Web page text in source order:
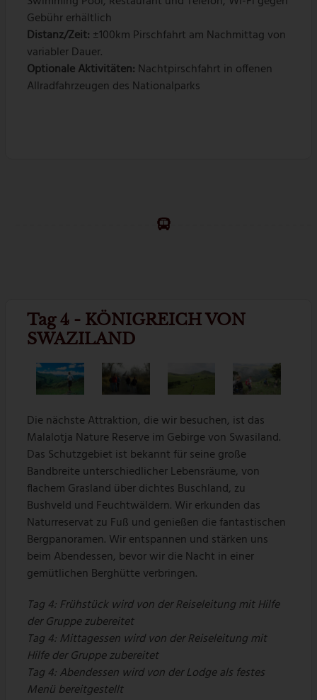
Gebühr erhältlich
Distanz/Zeit: ±100km Pirschfahrt am Nachmittag von
variabler Dauer.
Optionale Aktivitäten: Nachtpirschfahrt in offenen
Allradfahrzeugen des Nationalparks
Tag 4 - KÖNIGREICH VON
SWAZILAND
Die nächste Attraktion, die wir besuchen, ist das
Malalotja Nature Reserve im Gebirge von Swasiland.
Das Schutzgebiet ist bekannt für seine große
Bandbreite unterschiedlicher Lebensräume, von
flachem Grasland über dichtes Buschland, zu
Bushveld und Feuchtwäldern. Wir erkunden das
Naturreservat zu Fuß und genießen die fantastischen
Bergpanoramen. Wir entspannen und stärken uns
beim Abendessen, bevor wir die Nacht in einer
gemütlichen Berghütte verbringen.
Tag 4: Frühstück wird von der Reiseleitung mit Hilfe
der Gruppe zubereitet
Tag 4: Mittagessen wird von der Reiseleitung mit
Hilfe der Gruppe zubereitet
Tag 4: Abendessen wird von der Lodge als festes
Menü bereitgestellt